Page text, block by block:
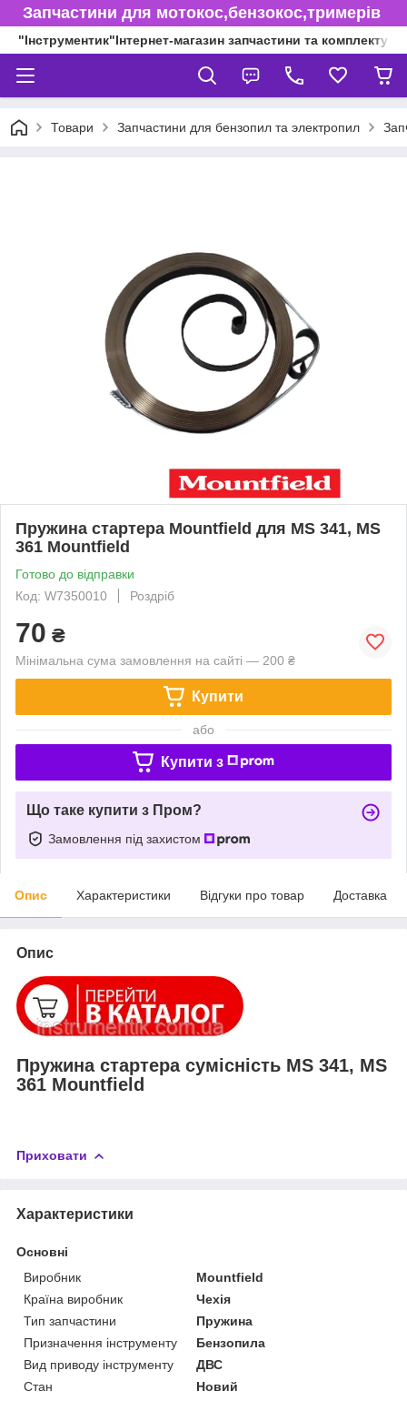
Запчастини для мотокос,бензокос,тримерів
"Інструментик"Інтернет-магазин запчастини та
Товари Запчастини для бензопил та электропил
Пружина стартера Mountfield для MS 341, MS
361 Mountfield
Готово до відправки
Код: W7350010
Роздріб
70 ₴
Мінімальна сума замовлення на сайті — 200 ₴
Купити
або
Купити з
Що таке купити з Пром?
Замовлення під захистом
Опис Характеристики Відгуки про товар Доставка
Опис
Пружина стартера сумісність MS 341, MS
361 Mountfield
Приховати
Характеристики
Основні
Виробник
Mountfield
Країна виробник
Чехія
Тип запчастини
Пружина
Призначення інструменту
Бензопила
Вид приводу інструменту
ДВС
Стан
Новий